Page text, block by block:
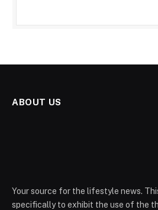
ABOUT US
Your source for the lifestyle news.
specifically to exhibit the use of the